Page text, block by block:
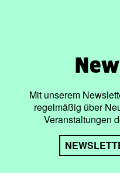
Mit unserem
regelmäßig über
Veranstaltungen